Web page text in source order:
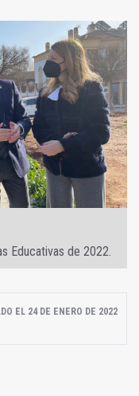
Educativas de 2022.
EL 24 DE ENERO DE 2022